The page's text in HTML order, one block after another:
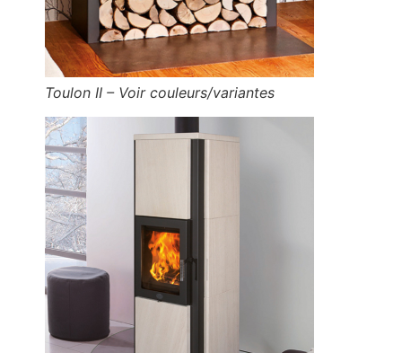
Toulon II – Voir couleurs/variantes